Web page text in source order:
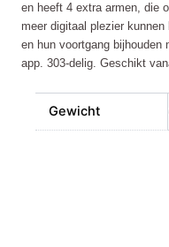
en heeft 4 extra armen, die
meer digitaal plezier
en hun voortgang
app. 303-delig. Geschikt
Gewicht